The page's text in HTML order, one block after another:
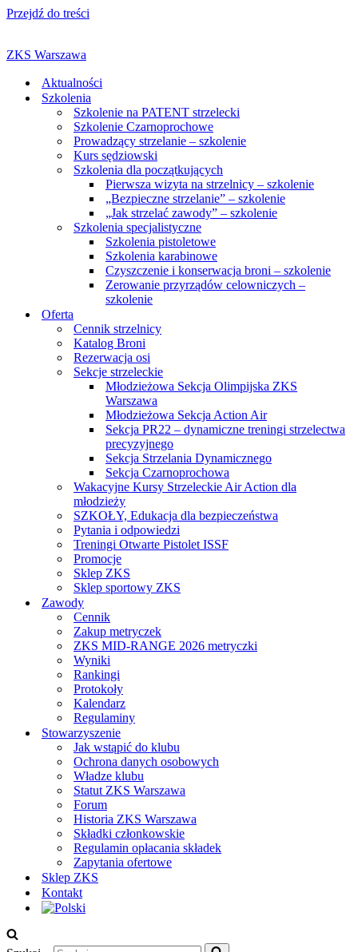
Przejdź do treści
ZKS Warszawa
Aktualności
Szkolenia
Szkolenie na PATENT strzelecki
Szkolenie Czarnoprochowe
Prowadzący strzelanie – szkolenie
Kurs sędziowski
Szkolenia dla początkujących
Pierwsza wizyta na strzelnicy – szkolenie
„Bezpieczne strzelanie” – szkolenie
„Jak strzelać zawody” – szkolenie
Szkolenia specjalistyczne
Szkolenia pistoletowe
Szkolenia karabinowe
Czyszczenie i konserwacja broni – szkolenie
Zerowanie przyrządów celowniczych –
szkolenie
Oferta
Cennik strzelnicy
Katalog Broni
Rezerwacja osi
Sekcje strzeleckie
Młodzieżowa Sekcja Olimpijska ZKS
Warszawa
Młodzieżowa Sekcja Action Air
Sekcja PR22 – dynamiczne treningi strzelectwa
precyzyjnego
Sekcja Strzelania Dynamicznego
Sekcja Czarnoprochowa
Wakacyjne Kursy Strzeleckie Air Action dla
młodzieży
SZKOŁY, Edukacja dla bezpieczeństwa
Pytania i odpowiedzi
Treningi Otwarte Pistolet ISSF
Promocje
Sklep ZKS
Sklep sportowy ZKS
Zawody
Cennik
Zakup metryczek
ZKS MID-RANGE 2026 metryczki
Wyniki
Rankingi
Protokoły
Kalendarz
Regulaminy
Stowarzyszenie
Jak wstąpić do klubu
Ochrona danych osobowych
Władze klubu
Statut ZKS Warszawa
Forum
Historia ZKS Warszawa
Składki członkowskie
Regulamin opłacania składek
Zapytania ofertowe
Sklep ZKS
Kontakt